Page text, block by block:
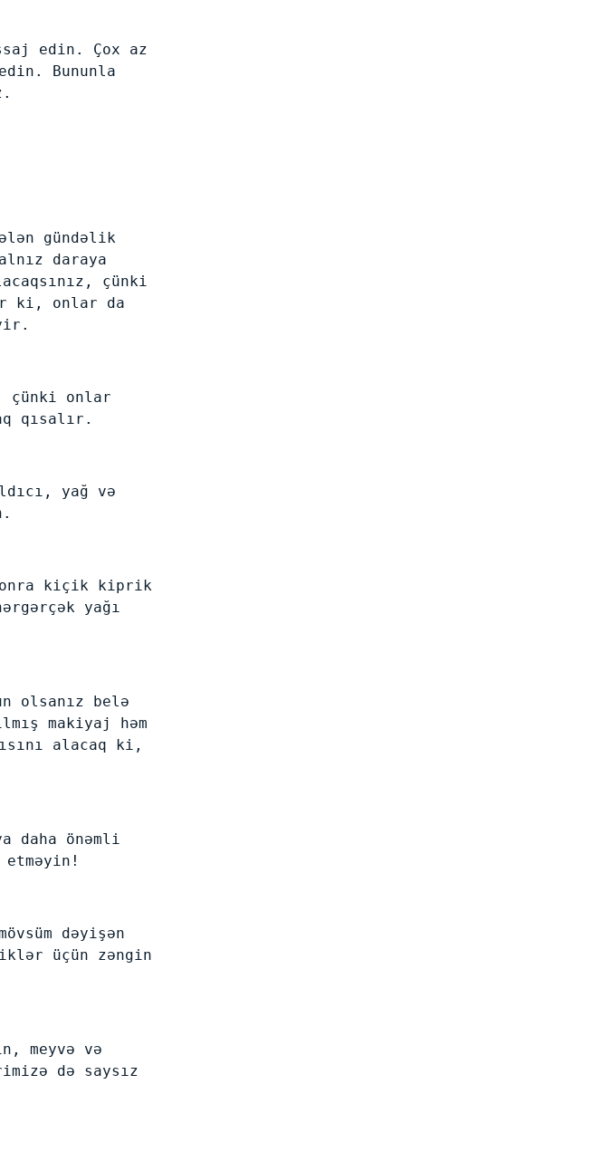
edin. Çox az
Bununla
gündəlik
daraya
çünki
ki, onlar da
çünki onlar
qısalır.
yağ və
sonra kiçik kiprik
yağı
olsanız belə
makiyaj həm
alacaq ki,
daha önəmli
dəyişən
üçün zəngin
meyvə və
də saysız